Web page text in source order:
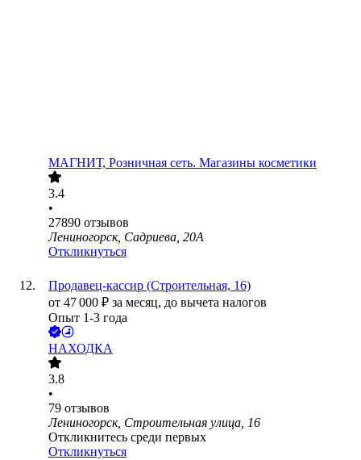
МАГНИТ, Розничная сеть. Магазины косметики
3.4
•
27890 отзывов
Лениногорск, Садриева, 20А
Откликнуться
Продавец-кассир (Строительная, 16)
от 47 000 ₽ за месяц, до вычета налогов
Опыт 1-3 года
НАХОДКА
3.8
•
79 отзывов
Лениногорск, Строительная улица, 16
Откликнитесь среди первых
Откликнуться